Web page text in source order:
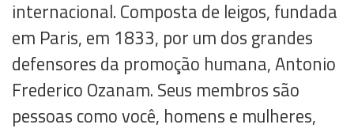
internacional. Composta de leigos, fundada
em Paris, em 1833, por um dos grandes
defensores da promoção humana, Antonio
Frederico Ozanam. Seus membros são
pessoas como você, homens e mulheres,